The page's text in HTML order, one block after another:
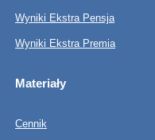
Wyniki Ekstra Pensja
Wyniki Ekstra Premia
Materiały
Cennik